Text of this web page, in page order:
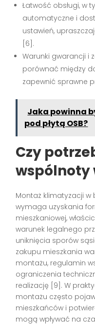
Łatwość obsługi, w
automatyczne i
ustawień,
[6] .
Warunki gwarancji i
porównać między
zapewnić sprawne
Jaka powinna
pod płytą OSB?
Czy
wspólnoty
Montaż klimatyzacji w
wymaga uzyskania
mieszkaniowej,
warunek legalnego
uniknięcia sporów
zakupu mieszkania
montażu, regulamin
ograniczenia
realizację [9] . W
montażu często
mieszkańców i
mogą wpływać na